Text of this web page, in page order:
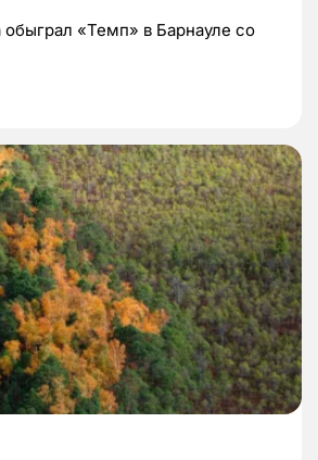
«Темп» в Барнауле со